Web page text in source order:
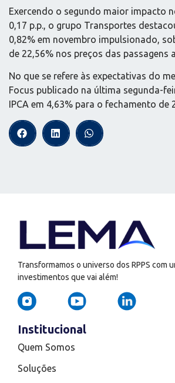
Exercendo o segundo maior impacto
0,17 p.p., o grupo Transportes
0,82% em novembro impulsionado,
de 22,56% nos preços das passagens
No que se refere às expectativas do
Focus publicado na última segunda-
IPCA em 4,63% para o fechamento de
Transformamos o universo dos RPPS com
investimentos que vai além!
Institucional
Quem Somos
Soluções